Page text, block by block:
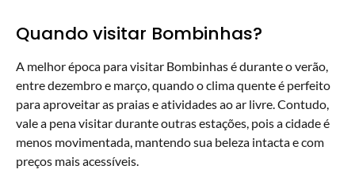
Quando visitar Bombinhas?
A melhor época para visitar Bombinhas é durante o verão,
entre dezembro e março, quando o clima quente é perfeito
para aproveitar as praias e atividades ao ar livre. Contudo,
vale a pena visitar durante outras estações, pois a cidade é
menos movimentada, mantendo sua beleza intacta e com
preços mais acessíveis.